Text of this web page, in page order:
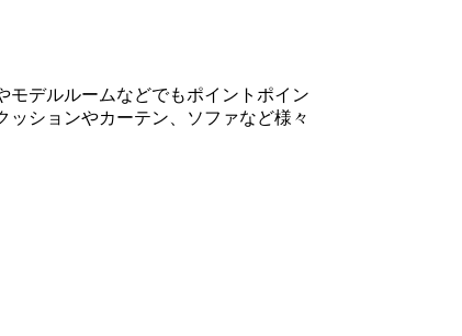
モデルルームなどでもポイントポイン
ッションやカーテン、ソファなど様々